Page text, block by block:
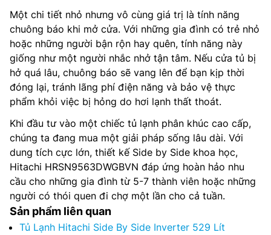
Một chi tiết nhỏ nhưng vô cùng giá trị là tính năng
chuông báo khi mở cửa. Với những gia đình có trẻ nhỏ
hoặc những người bận rộn hay quên, tính năng này
giống như một người nhắc nhở tận tâm. Nếu cửa tủ bị
hở quá lâu, chuông báo sẽ vang lên để bạn kịp thời
đóng lại, tránh lãng phí điện năng và bảo vệ thực
phẩm khỏi việc bị hỏng do hơi lạnh thất thoát.
Khi đầu tư vào một chiếc tủ lạnh phân khúc cao cấp,
chúng ta đang mua một giải pháp sống lâu dài. Với
dung tích cực lớn, thiết kế Side by Side khoa học,
Hitachi HRSN9563DWGBVN đáp ứng hoàn hảo nhu
cầu cho những gia đình từ 5-7 thành viên hoặc những
người có thói quen đi chợ một lần cho cả tuần.
Sản phẩm liên quan
Tủ Lạnh Hitachi Side By Side Inverter 529 Lít